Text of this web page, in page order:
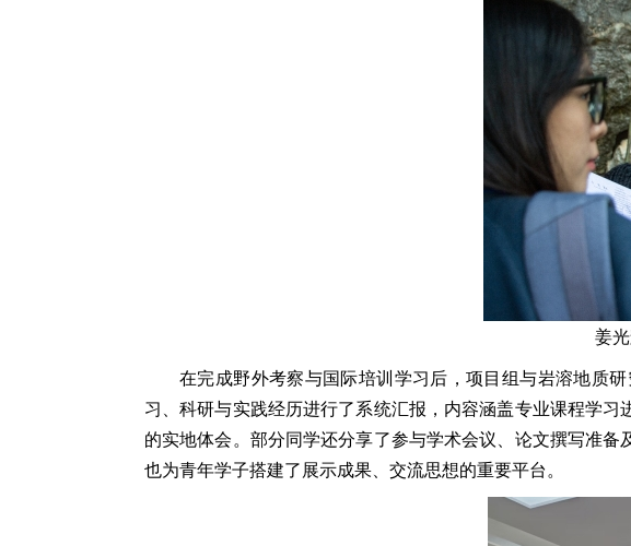
姜
在完成野外考察与国际培训学习后，项目组与岩溶地质
习、科研与实践经历进行了系统汇报，内容涵盖专业课程学
的实地体会。部分同学还分享了参与学术会议、论文撰写准
也为青年学子搭建了展示成果、交流思想的重要平台。